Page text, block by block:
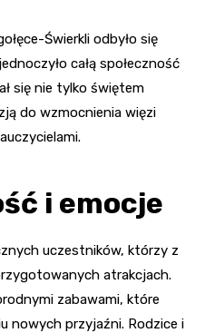
Świerkli odbyło się
całą społeczność
się nie tylko świętem
do wzmocnienia więzi
i emocje
uczestników, którzy z
atrakcjach.
zabawami, które
nowych przyjaźni. Rodzice i